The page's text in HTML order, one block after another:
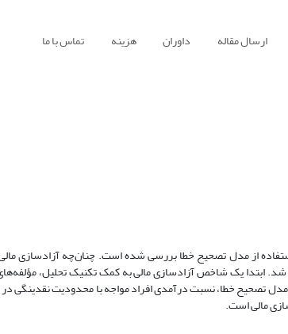
ارسال مقاله داوران هزینه تماس با ما
از مدل تصحیح خطا بررسی شده است. چنان‌چه آزادسازی
یک شاخص آزادسازی مالی به کمک تکنیک تحلیل،
تصحیح خطا، نسبت درآمدی افراد مواجه با محدودیت نقدینگی در
مالی است.